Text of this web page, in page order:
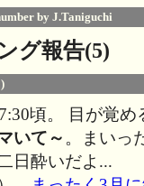
by J.Taniguchi
グ報告(5)
頃。 目が覚め
いて～ 。まいっ
日酔いだよ...